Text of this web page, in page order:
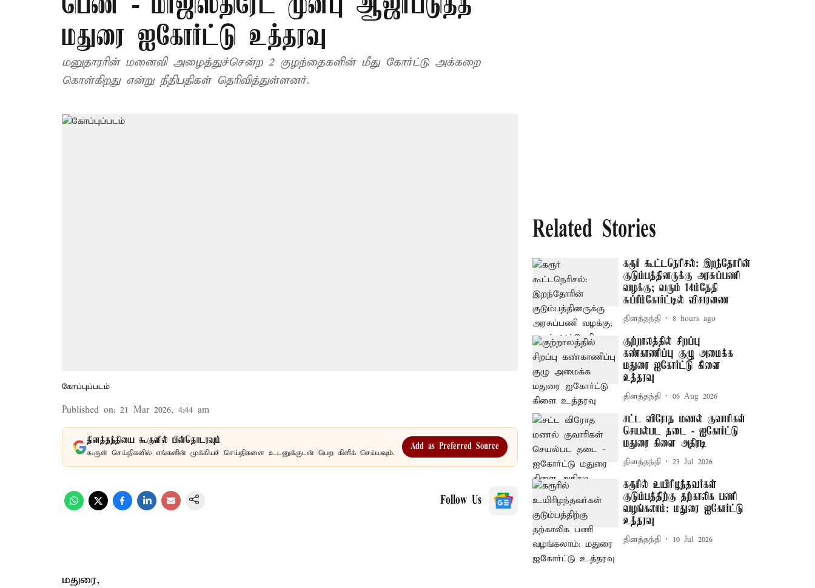
மதுரை ஐகோர்ட்டு உத்தரவு
மனுதாரரின் மனைவி அழைத்துச்சென்ற 2 குழந்தைகளின் மீது கோர்ட்டு அக்கறை
கொள்கிறது என்று நீதிபதிகள் தெரிவித்துள்ளனர்.
கோப்புப்படம்
Published on: 21 Mar 2026, 4:44 am
தினத்தந்தியை கூகுளில் பின்தொடரவும்
கூகுள் செய்திகளில் எங்களின் முக்கியச் செய்திகளை உடனுக்குடன் பெற கிளிக் செய்யவும்.
Add as Preferred Source
Follow Us
மதுரை,
Related Stories
கரூர் கூட்டநெரிசல்: இறந்தோரின்
குடும்பத்தினருக்கு அரசுப்பணி
வழக்கு; வரும் 14ம்தேதி
சுப்ரீம்கோர்ட்டில் விசாரணை
தினத்தந்தி 8 hours ago
குற்றாலத்தில் சிறப்பு
கண்காணிப்பு குழு அமைக்க
மதுரை ஐகோர்ட்டு கிளை
உத்தரவு
தினத்தந்தி 06 Aug 2026
சட்ட விரோத மணல் குவாரிகள்
செயல்பட தடை - ஐகோர்ட்டு
மதுரை கிளை அதிரடி
தினத்தந்தி 23 Jul 2026
கரூரில் உயிரிழந்தவர்கள்
குடும்பத்திற்கு தற்காலிக பணி
வழங்கலாம்: மதுரை ஐகோர்ட்டு
உத்தரவு
தினத்தந்தி 10 Jul 2026